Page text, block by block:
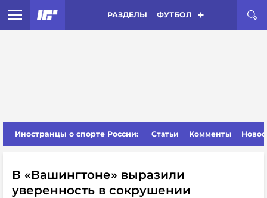
РАЗДЕЛЫ ФУТБОЛ
Иностранцы о спорте России: Статьи Комменты
В «Вашингтоне» выразили
уверенность в сокрушении